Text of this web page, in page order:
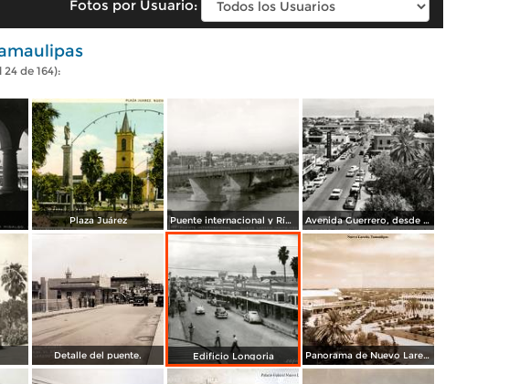
Fotos por Usuario:
de 164):
Plaza Juárez Puente internacional y Río Bravo Avenida Guerrero, desde el Hotel Plaza
Detalle del puente. Edificio Longoria Panorama de Nuevo Laredo, Tamaulipas.